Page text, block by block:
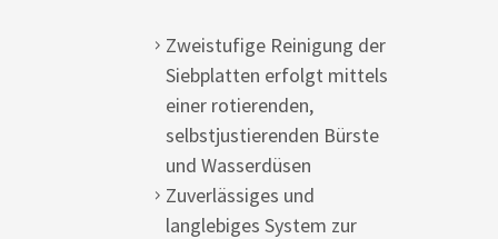
Zweistufige Reinigung der
Siebplatten erfolgt mittels
einer rotierenden,
selbstjustierenden Bürste
und Wasserdüsen
Zuverlässiges und
langlebiges System zur